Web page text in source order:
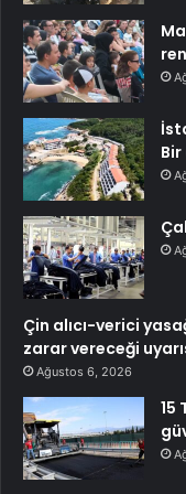
Çin alıcı-verici
zarar vereceği
Ağustos 6, 2026
15